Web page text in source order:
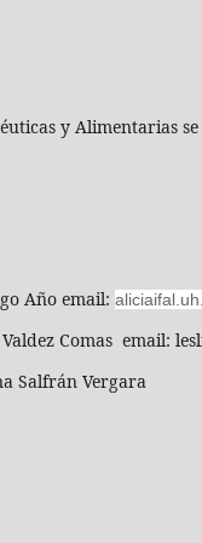
y Alimentarias
Año email:
Comas email:
Salfrán Vergara